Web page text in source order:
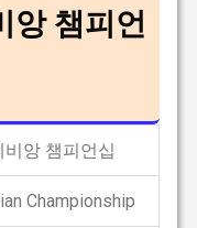
앙 챔피언
앙 챔피언십
Championship